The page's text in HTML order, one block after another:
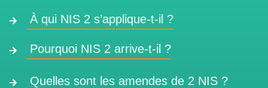
À qui NIS 2 s’applique-t-il ?
Pourquoi NIS 2 arrive-t-il ?
Quelles sont les amendes de 2 NIS ?